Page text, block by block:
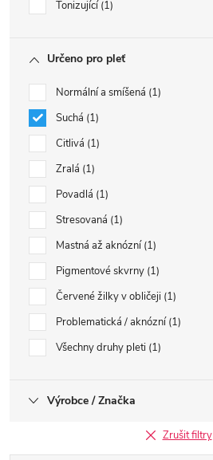
Tonizující 1
Určeno pro pleť
Normální a smíšená 1
Suchá 1
Citlivá 1
Zralá 1
Povadlá 1
Stresovaná 1
Mastná až aknózní 1
Pigmentové skvrny 1
Červené žilky v obličeji 1
Problematická / aknózní 1
Všechny druhy pleti 1
Výrobce / Značka
Zrušit filtry